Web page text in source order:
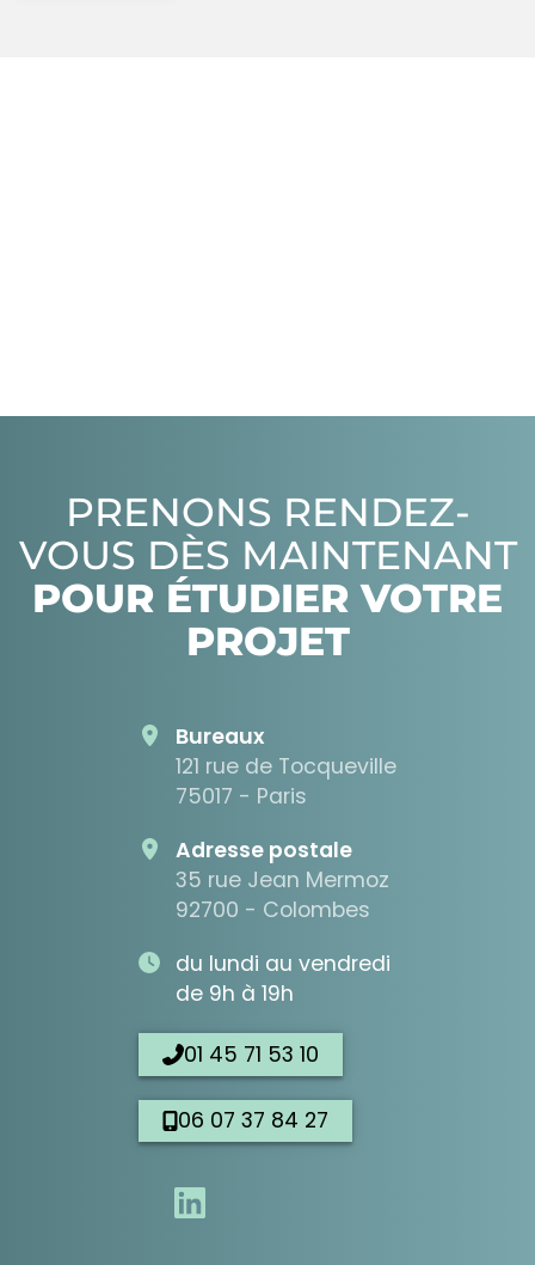
PRENONS RENDEZ-
VOUS DÈS MAINTENANT
POUR ÉTUDIER VOTRE
PROJET
Bureaux
121 rue de Tocqueville
75017 - Paris
Adresse postale
35 rue Jean Mermoz
92700 - Colombes
du lundi au vendredi
de 9h à 19h
01 45 71 53 10
06 07 37 84 27